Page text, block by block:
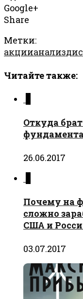
Google+
Share
Метки:
акциианализ
Читайте также:
Откуда
26.06.2017
Почему на
сложно
США и
03.07.2017